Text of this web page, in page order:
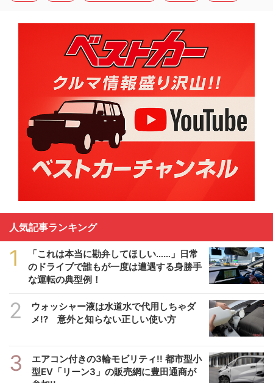
人気記事ランキング
1
「これは本当に勘弁してほしい……」日常
のドライブで誰もが一度は遭遇する身勝手
な運転の典型例！
2
ウォッシャー液は水道水で代用しちゃダ
メ!? 意外と知らない正しい使い方
3
エアコン付きの3輪モビリティ!! 都市型小
型EV「リーン3」の販売網に豊田通商が